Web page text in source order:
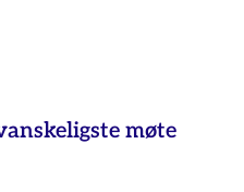
møte